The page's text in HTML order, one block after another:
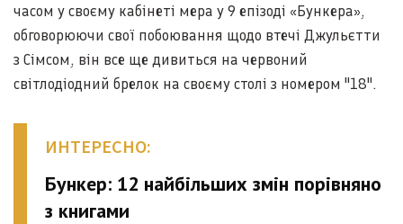
часом у своєму кабінеті мера у 9 епізоді «Бункера»,
обговорюючи свої побоювання щодо втечі Джульєтти
з Сімсом, він все ще дивиться на червоний
світлодіодний брелок на своєму столі з номером "18".
ИНТЕРЕСНО:
Бункер: 12 найбільших змін порівняно
з книгами